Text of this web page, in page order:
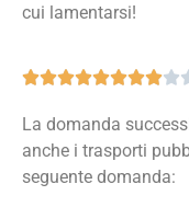
cui lamentarsi!
La domanda
anche i trasporti
seguente domanda: